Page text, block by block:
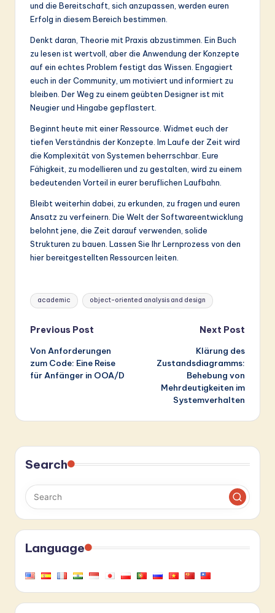
und die Bereitschaft, sich anzupassen, werden euren
Erfolg in diesem Bereich bestimmen.
Denkt daran, Theorie mit Praxis abzustimmen. Ein Buch
zu lesen ist wertvoll, aber die Anwendung der Konzepte
auf ein echtes Problem festigt das Wissen. Engagiert
euch in der Community, um motiviert und informiert zu
bleiben. Der Weg zu einem geübten Designer ist mit
Neugier und Hingabe gepflastert.
Beginnt heute mit einer Ressource. Widmet euch der
tiefen Verständnis der Konzepte. Im Laufe der Zeit wird
die Komplexität von Systemen beherrschbar. Eure
Fähigkeit, zu modellieren und zu gestalten, wird zu einem
bedeutenden Vorteil in eurer beruflichen Laufbahn.
Bleibt weiterhin dabei, zu erkunden, zu fragen und euren
Ansatz zu verfeinern. Die Welt der Softwareentwicklung
belohnt jene, die Zeit darauf verwenden, solide
Strukturen zu bauen. Lassen Sie Ihr Lernprozess von den
hier bereitgestellten Ressourcen leiten.
Tags:
academic object-oriented analysis and design
Post
navigation
Previous Post
Von Anforderungen
zum Code: Eine Reise
für Anfänger in OOA/D
Next Post
Klärung des
Zustandsdiagramms:
Behebung von
Mehrdeutigkeiten im
Systemverhalten
Search
Language